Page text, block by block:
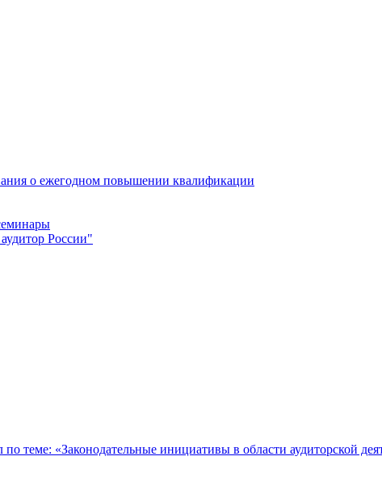
о ежегодном повышении квалификации
России"
теме: «Законодательные инициативы в области аудиторской